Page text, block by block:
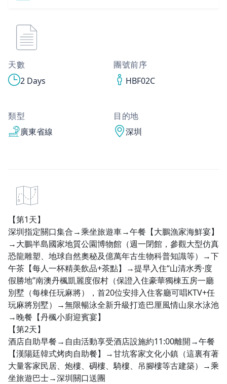
天數
2 Days
團號前序
HBF02C
類型
廣東省線
目的地
深圳
【第1天】
深圳指定關口集合→乘坐旅遊車→午餐【大鵬漁家海鮮宴】
→大鵬半島國家地質公園博物館（週一閉館，參觀大型仿真
恐龍雕塑、地球自然奧秘及億萬年古生物科普知識等）→下
午茶【每人一杯精美飲品+茶點】→提早入住“山清水秀·度
假勝地”南澳丹楓凱麗度假村（保證入住豪華獨棟五房一廳
別墅（每棟任玩麻將），首20位安排入住客廳可唱KTV+任
玩麻將別墅）→無限暢泳全新升級打造巴厘風情山泉水泳池
→晚餐【丹楓小廚迎賓宴】
【第2天】
酒店自助早餐→自由活動享受酒店設施約11:00離開→午餐
【漢陽廷韓式烤肉自助餐】→甘坑客家文化小鎮（這裏有著
大量客家民居、炮樓、碉樓、騎樓、吊腳樓等古建築）→乘
坐旅遊巴士→深圳關口送團